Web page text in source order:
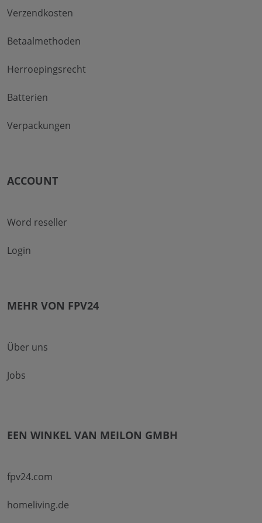
Verzendkosten
Betaalmethoden
Herroepingsrecht
Batterien
Verpackungen
ACCOUNT
Word reseller
Login
MEHR VON FPV24
Über uns
Jobs
EEN WINKEL VAN MEILON GMBH
fpv24.com
homeliving.de